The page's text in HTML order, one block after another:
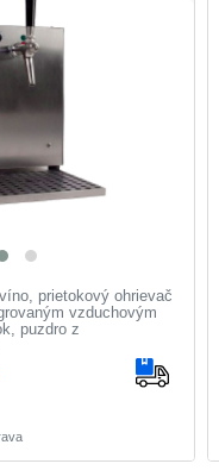
prietokový ohrievač
vzduchovým
puzdro z